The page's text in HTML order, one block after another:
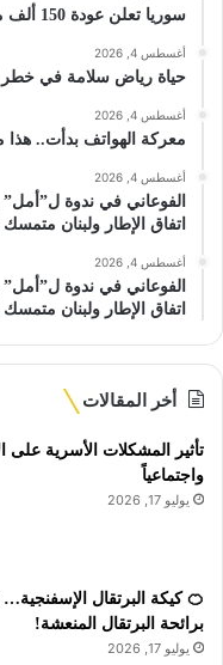
سوريا تعلن عودة 150 ألف مواطن عبر منفذ جوسية مع لبنان
أغسطس 4, 2026
حياة رياض سلامة في
أغسطس 4, 2026
معركة الهواتف بدأت..
أغسطس 4, 2026
الفوعاني في ندوة
اتفاق الإطار ولبنان
أغسطس 4, 2026
الفوعاني في ندوة
اتفاق الإطار ولبنان
أخر المقالات
تأثير المشكلات الأسرية على
واجتماعياً
يوليو 17, 2026
🍊 كيكة البرتقال
برائحة البرتقال المنعشة!
يوليو 17, 2026